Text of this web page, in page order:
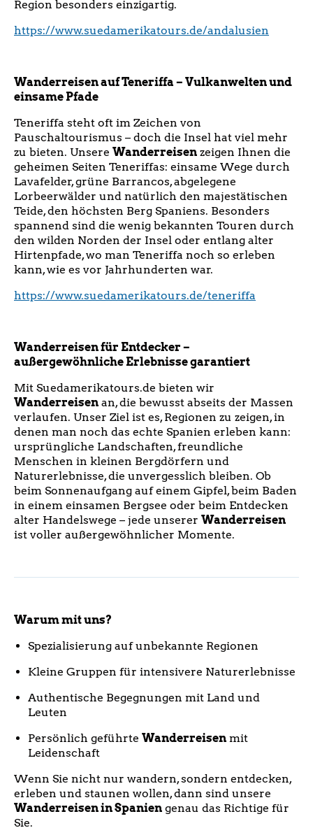
Region besonders einzigartig.
https://www.suedamerikatours.de/andalusien
Wanderreisen auf Teneriffa – Vulkanwelten und
einsame Pfade
Teneriffa steht oft im Zeichen von
Pauschaltourismus – doch die Insel hat viel mehr
zu bieten. Unsere Wanderreisen zeigen Ihnen die
geheimen Seiten Teneriffas: einsame Wege durch
Lavafelder, grüne Barrancos, abgelegene
Lorbeerwälder und natürlich den majestätischen
Teide, den höchsten Berg Spaniens. Besonders
spannend sind die wenig bekannten Touren durch
den wilden Norden der Insel oder entlang alter
Hirtenpfade, wo man Teneriffa noch so erleben
kann, wie es vor Jahrhunderten war.
https://www.suedamerikatours.de/teneriffa
Wanderreisen für Entdecker –
außergewöhnliche Erlebnisse garantiert
Mit Suedamerikatours.de bieten wir
Wanderreisen an, die bewusst abseits der Massen
verlaufen. Unser Ziel ist es, Regionen zu zeigen, in
denen man noch das echte Spanien erleben kann:
ursprüngliche Landschaften, freundliche
Menschen in kleinen Bergdörfern und
Naturerlebnisse, die unvergesslich bleiben. Ob
beim Sonnenaufgang auf einem Gipfel, beim Baden
in einem einsamen Bergsee oder beim Entdecken
alter Handelswege – jede unserer Wanderreisen
ist voller außergewöhnlicher Momente.
Warum mit uns?
Spezialisierung auf unbekannte Regionen
Kleine Gruppen für intensivere Naturerlebnisse
Authentische Begegnungen mit Land und
Leuten
Persönlich geführte Wanderreisen mit
Leidenschaft
Wenn Sie nicht nur wandern, sondern entdecken,
erleben und staunen wollen, dann sind unsere
Wanderreisen in Spanien genau das Richtige für
Sie.